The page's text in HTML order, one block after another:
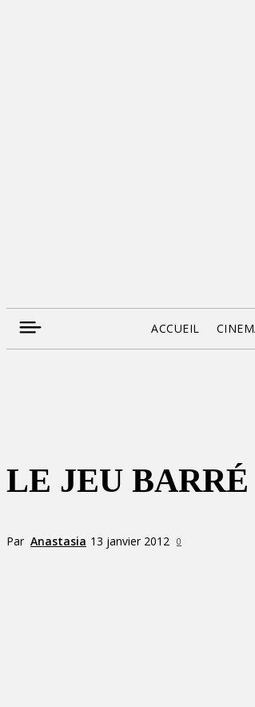
ACCUEIL
LE JEU
Par Anastasia 13 janvier 2012 0